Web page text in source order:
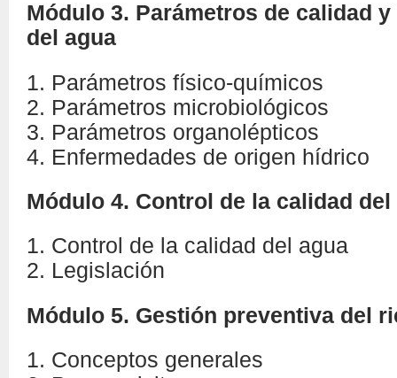
Módulo 3. Parámetros de calidad
del agua
1. Parámetros físico-químicos
2. Parámetros microbiológicos
3. Parámetros organolépticos
4. Enfermedades de origen hídrico
Módulo 4. Control de la calidad
1. Control de la calidad del agua
2. Legislación
Módulo 5. Gestión preventiva del
1. Conceptos generales